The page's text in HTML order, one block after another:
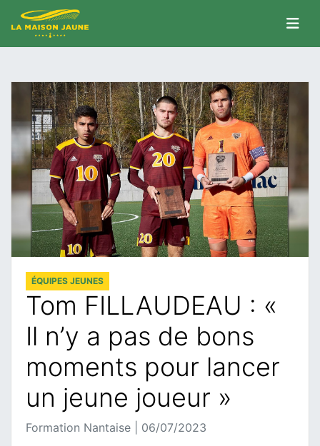
ÉQUIPES JEUNES
Tom FILLAUDEAU : «
Il n’y a pas de bons
moments pour lancer
un jeune joueur »
Formation Nantaise | 06/07/2023